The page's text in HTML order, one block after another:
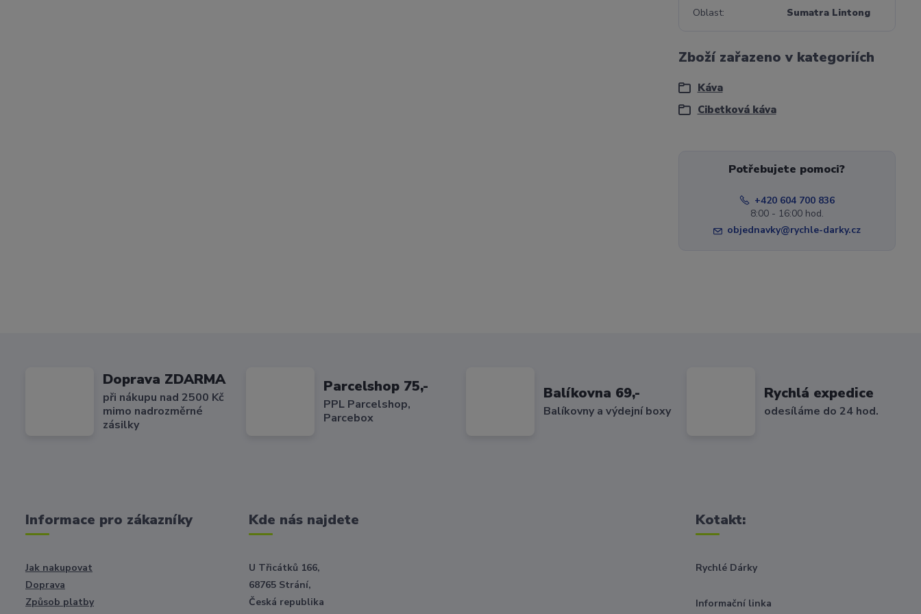
Oblast Sumatra Lintong
Zboží zařazeno v kategoriích
Káva
Cibetková káva
Potřebujete pomoci?
+420 604 700 836
8:00 - 16:00 hod.
objednavky@rychle-darky.cz
Doprava ZDARMA
při nákupu nad 2500 Kč
mimo nadrozměrné
zásilky
Parcelshop 75,-
PPL Parcelshop,
Parcebox
Balíkovna 69,-
Balíkovny a výdejní boxy
Rychlá expedice
odesíláme do 24 hod.
Informace pro zákazníky
Jak nakupovat
Doprava
Způsob platby
Kde nás najdete
U Třicátků 166,
68765 Strání,
Česká republika
Kotakt:
Rychlé Dárky
Informační linka